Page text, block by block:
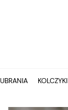
UBRANIA KOLCZYKI